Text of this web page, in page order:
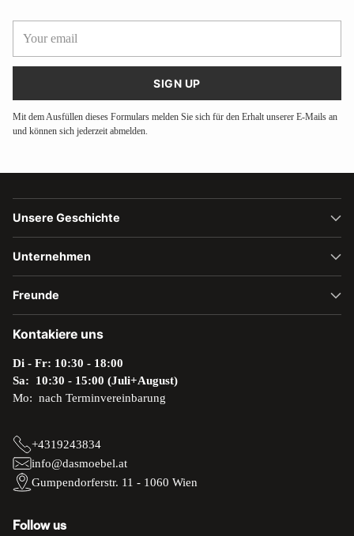
email
SIGN UP
Mit dem Ausfüllen dieses Formulars melden Sie sich für den Erhalt unserer E-Mails an
und können sich jederzeit abmelden.
Unsere Geschichte
Unternehmen
Freunde
Kontakiere uns
Di - Fr: 10:30 - 18:00
Sa: 10:30 - 15:00 (Juli+August)
Mo: nach Terminvereinbarung
+4319243834
info@dasmoebel.at
Gumpendorferstr. 11 - 1060 Wien
Follow us